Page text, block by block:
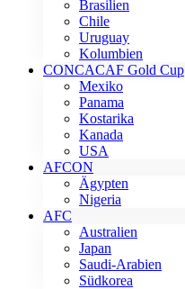
Brasilien
Chile
Uruguay
Kolumbien
CONCACAF Gold Cup
Mexiko
Panama
Kostarika
Kanada
USA
AFCON
Ägypten
Nigeria
AFC
Australien
Japan
Saudi-Arabien
Südkorea